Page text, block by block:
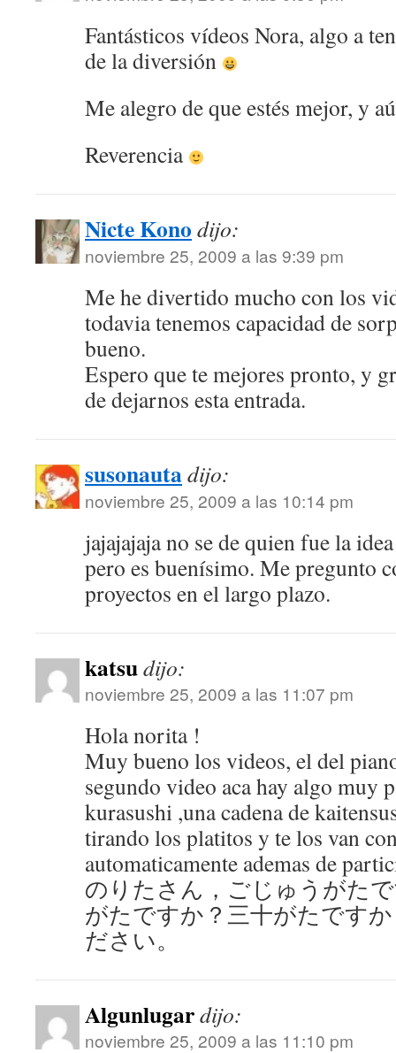
Fantásticos vídeos Nora, algo a
de la diversión
Me alegro de que estés mejor, y
Reverencia
Nicte Kono dijo:
noviembre 25, 2009 a las 9:39 pm
Me he divertido mucho con los
todavia tenemos capacidad de
bueno.
Espero que te mejores pronto, y
de dejarnos esta entrada.
susonautadijo:
noviembre 25, 2009 a las 10:14 pm
jajajajaja no se de quien fue la
pero es buenísimo. Me pregunto
proyectos en el largo plazo.
katsudijo:
noviembre 25, 2009 a las 11:07 pm
Hola norita !
Muy bueno los videos, el del
segundo video aca hay algo muy
kurasushi ,una cadena de
tirando los platitos y te los van
automaticamente ademas de
のりたさん，ごじゅうがた
がたですか？三十がたです
ださい。
Algunlugardijo:
noviembre 25, 2009 a las 11:10 pm